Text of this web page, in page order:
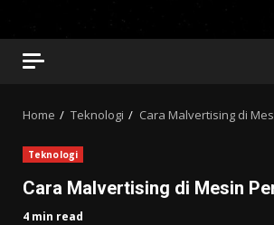
Home Teknologi Cara Malvertising di
Teknologi
Cara Malvertising di Mesin
4 min read